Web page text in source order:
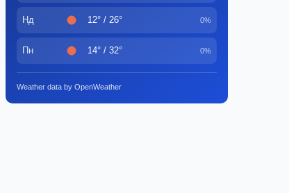
Нд 12° / 26° 0%
Пн 14° / 32° 0%
Weather data by OpenWeather